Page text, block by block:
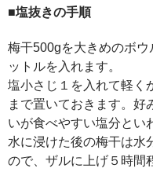
■塩抜きの手順
梅干500gを大きめのボウ
ットルを入れます。
塩小さじ１を入れて軽く
まで置いておきます。好
いが食べやすい塩分とい
水に浸けた後の梅干は水
ので、ザルに上げ５時間